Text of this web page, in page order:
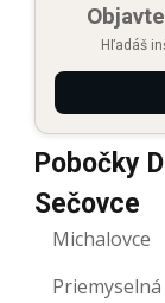
Hľadáš
Pobočky
Sečovce
Michalovce
Priemyselná